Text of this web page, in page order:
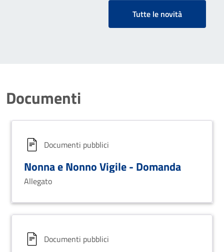
Tutte le novità
Documenti
Documenti pubblici
Nonna e Nonno Vigile - Domanda
Allegato
Documenti pubblici